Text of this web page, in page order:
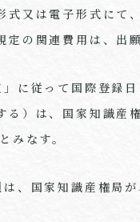
式又は電子形式にて
の関連費用は、出
に従って国際登録日
る）は、国家知識
みなす。
、国家知識産権局